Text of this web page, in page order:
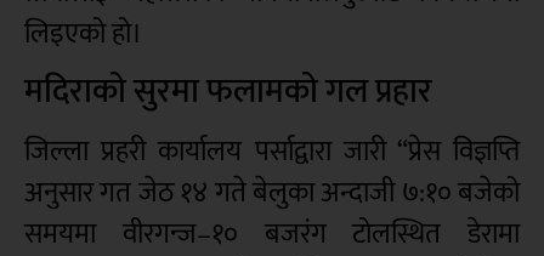
लिइएको हो।
मदिराको सुरमा फलामको गल प्रहार
जिल्ला प्रहरी कार्यालय पर्साद्वारा जारी “प्रेस विज्ञप्ति
अनुसार गत जेठ १४ गते बेलुका अन्दाजी ७:१० बजेको
समयमा वीरगन्ज–१० बजरंग टोलस्थित डेरामा